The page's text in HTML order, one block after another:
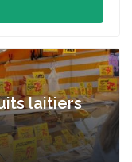
laitiers